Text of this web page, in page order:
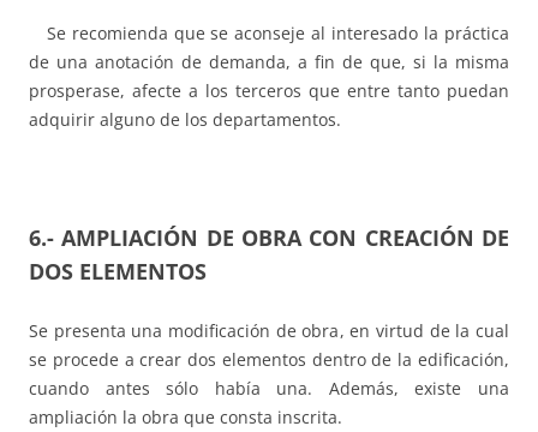
Se recomienda que se aconseje al interesado la práctica
de una anotación de demanda, a fin de que, si la misma
prosperase, afecte a los terceros que entre tanto puedan
adquirir alguno de los departamentos.
6.-AMPLIACIÓN DE OBRA CON CREACIÓN DE
DOS ELEMENTOS
Se presenta una modificación de obra, en virtud de la cual
se procede a crear dos elementos dentro de la edificación,
cuando antes sólo había una. Además, existe una
ampliación la obra que consta inscrita.